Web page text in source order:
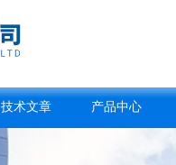
技术文章 产品中心